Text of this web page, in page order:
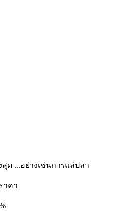
ด ...อย่างเช่นการแล่ปลา
าคา